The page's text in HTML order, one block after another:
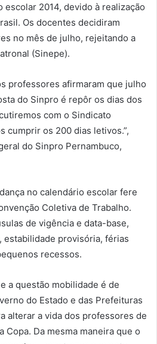
2014, devido à realização
Os docentes decidiram
no mês de julho, rejeitando a
(Sinepe).
professores afirmaram que julho
do Sinpro é repôr os dias dos
com o Sindicato
cumprir os 200 dias letivos.”,
do Sinpro Pernambuco,
no calendário escolar fere
Coletiva de Trabalho.
de vigência e data-base,
estabilidade provisória, férias
recessos.
a questão mobilidade é de
do Estado e das Prefeituras
alterar a vida dos professores de
Copa. Da mesma maneira que o